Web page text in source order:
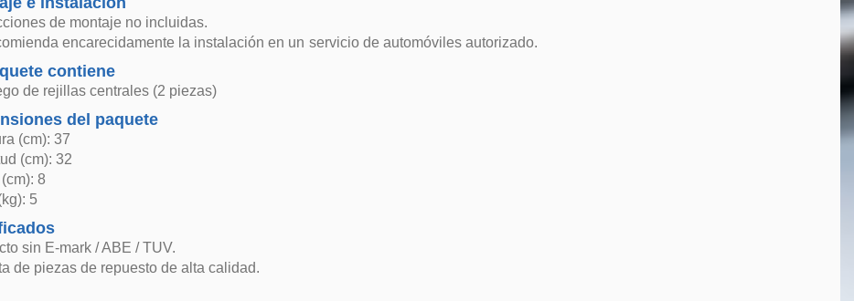
de montaje no incluidas.
encarecidamente la instalación en un servicio de automóviles autorizado.
contiene
de rejillas centrales (2 piezas)
del paquete
(cm): 37
(cm): 32
8
5
sin E-mark / ABE / TUV.
de piezas de repuesto de alta calidad.